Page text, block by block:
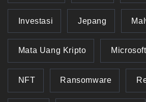
Investasi Jepang
Mata Uang Kripto Microsoft
NFT Ransomware